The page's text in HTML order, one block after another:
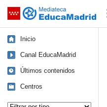
Saltar navegación
Inicio
Canal EducaMadrid
Últimos contenidos
Centros